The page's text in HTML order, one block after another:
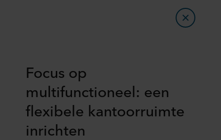
Focus op
multifunctioneel: een
flexibele kantoorruimte
inrichten